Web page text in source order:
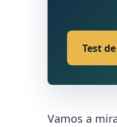
Test
Vamos a